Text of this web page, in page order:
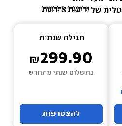
של
חבילה שנתית
299.90
בתשלום שנתי מתחדש
להצטרפות